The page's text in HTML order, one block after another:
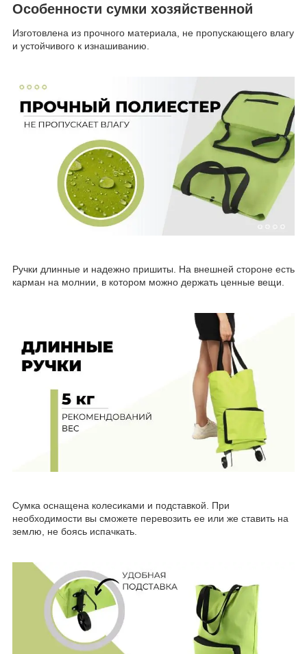
Особенности сумки хозяйственной
Изготовлена из прочного материала, не пропускающего влагу
и устойчивого к изнашиванию.
Ручки длинные и надежно пришиты. На внешней стороне есть
карман на молнии, в котором можно держать ценные вещи.
Сумка оснащена колесиками и подставкой. При
необходимости вы сможете перевозить ее или же ставить на
землю, не боясь испачкать.